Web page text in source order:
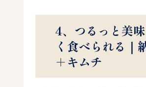
4、つるっと美
く食べられる｜
＋キムチ